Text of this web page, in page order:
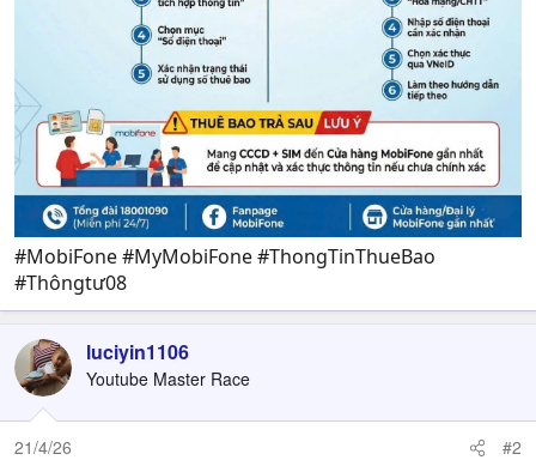
#MobiFone #MyMobiFone #ThongTinThueBao
#Thôngtư08
luciyin1106
Youtube Master Race
21/4/26 #2